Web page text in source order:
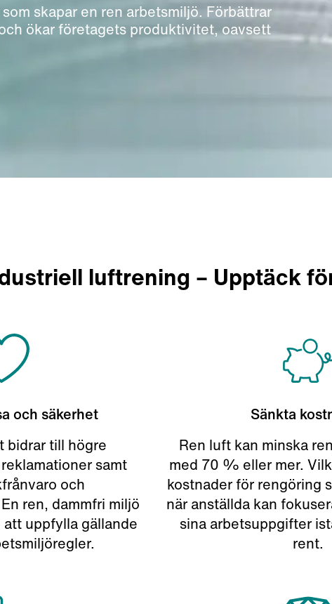
skapar en ren arbetsmiljö. Förbättrar
ökar företagets produktivitet, oavsett
luftrening – Upptäck
och säkerhet
bidrar till högre
samt
och
ren, dammfri miljö
uppfylla gällande
Sänkta
Ren luft kan minska
med 70 % eller mer.
kostnader för rengöring
när anställda kan
sina arbetsuppgifter
rent.